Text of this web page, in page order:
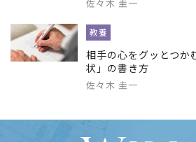
佐々木 圭一
教養
相手の心をグッとつか
状」の書き方
佐々木 圭一